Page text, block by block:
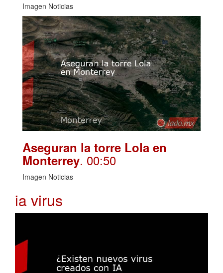
Imagen Noticias
Aseguran la torre Lola en
Monterrey. 00:50
Imagen Noticias
ia virus